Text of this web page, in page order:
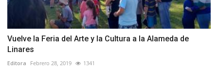
Vuelve la Feria del Arte y la Cultura a la Alameda de
Linares
Editora Febrero 28, 2019 1341